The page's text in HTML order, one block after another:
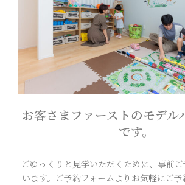
お客さまファーストのモデル
です。
ごゆっくりと見学いただくために、事前
います。ご予約フォームよりお気軽にご